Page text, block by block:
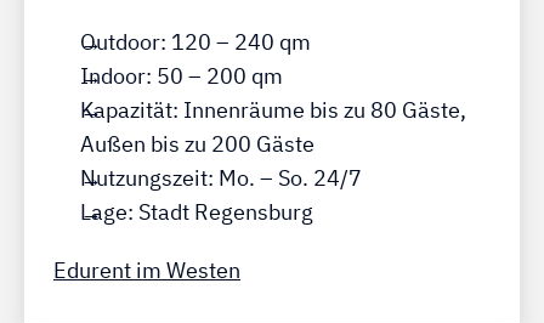
Outdoor: 120 – 240 qm
Indoor: 50 – 200 qm
Kapazität: Innenräume bis zu 80 Gäste,
Außen bis zu 200 Gäste
Nutzungszeit: Mo. – So. 24/7
Lage: Stadt Regensburg
Edurent im Westen